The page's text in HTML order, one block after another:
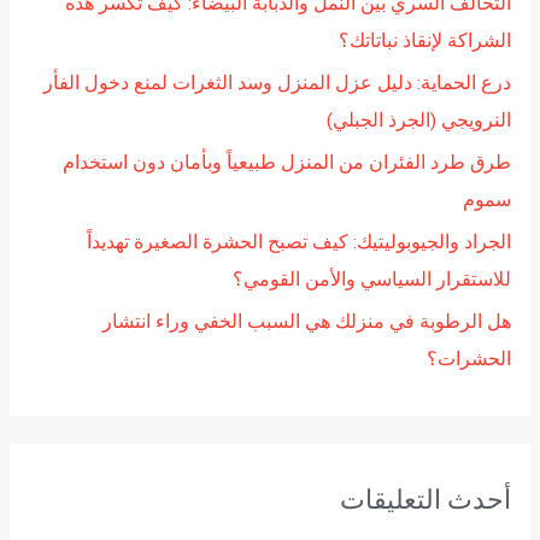
الشراكة لإنقاذ نباتاتك؟
درع الحماية: دليل عزل المنزل وسد الثغرات لمنع دخول الفأر
النرويجي (الجرذ الجبلي)
طرق طرد الفئران من المنزل طبيعياً وبأمان دون استخدام
سموم
الجراد والجيوبوليتيك: كيف تصبح الحشرة الصغيرة تهديداً
للاستقرار السياسي والأمن القومي؟
هل الرطوبة في منزلك هي السبب الخفي وراء انتشار
الحشرات؟
أحدث التعليقات